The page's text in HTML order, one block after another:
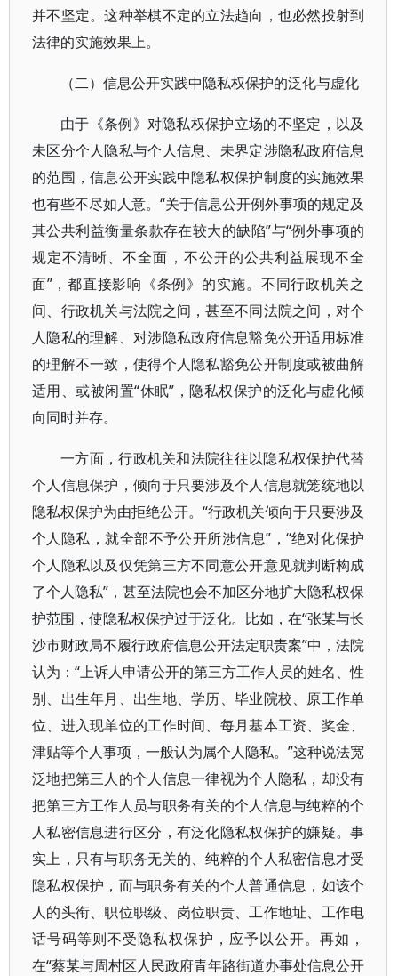
并不坚定。这种举棋不定的立法趋向，也必然投射到
法律的实施效果上。
（二）信息公开实践中隐私权保护的泛化与虚化
由于《条例》对隐私权保护立场的不坚定，以及
未区分个人隐私与个人信息、未界定涉隐私政府信息
的范围，信息公开实践中隐私权保护制度的实施效果
也有些不尽如人意。“关于信息公开例外事项的规定及
其公共利益衡量条款存在较大的缺陷”与“例外事项的
规定不清晰、不全面，不公开的公共利益展现不全
面”，都直接影响《条例》的实施。不同行政机关之
间、行政机关与法院之间，甚至不同法院之间，对个
人隐私的理解、对涉隐私政府信息豁免公开适用标准
的理解不一致，使得个人隐私豁免公开制度或被曲解
适用、或被闲置“休眠”，隐私权保护的泛化与虚化倾
向同时并存。
一方面，行政机关和法院往往以隐私权保护代替
个人信息保护，倾向于只要涉及个人信息就笼统地以
隐私权保护为由拒绝公开。“行政机关倾向于只要涉及
个人隐私，就全部不予公开所涉信息”，“绝对化保护
个人隐私以及仅凭第三方不同意公开意见就判断构成
了个人隐私”，甚至法院也会不加区分地扩大隐私权保
护范围，使隐私权保护过于泛化。比如，在“张某与长
沙市财政局不履行政府信息公开法定职责案”中，法院
认为：“上诉人申请公开的第三方工作人员的姓名、性
别、出生年月、出生地、学历、毕业院校、原工作单
位、进入现单位的工作时间、每月基本工资、奖金、
津贴等个人事项，一般认为属个人隐私。”这种说法宽
泛地把第三人的个人信息一律视为个人隐私，却没有
把第三方工作人员与职务有关的个人信息与纯粹的个
人私密信息进行区分，有泛化隐私权保护的嫌疑。事
实上，只有与职务无关的、纯粹的个人私密信息才受
隐私权保护，而与职务有关的个人普通信息，如该个
人的头衔、职位职级、岗位职责、工作地址、工作电
话号码等则不受隐私权保护，应予以公开。再如，
在“蔡某与周村区人民政府青年路街道办事处信息公开